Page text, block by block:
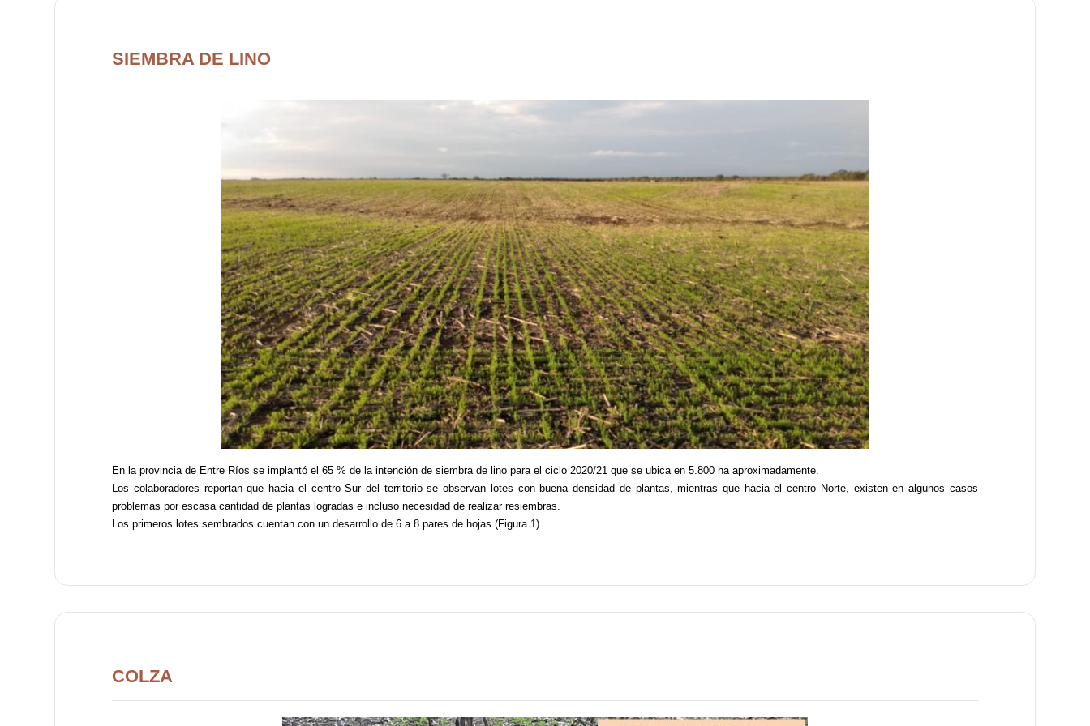
SIEMBRA DE LINO
En la provincia de Entre Ríos se implantó el 65 % de la intención de siembra de lino para el ciclo 2020/21 que se ubica en 5.800 ha aproximadamente.
Los colaboradores reportan que hacia el centro Sur del territorio se observan lotes con buena densidad de plantas, mientras que hacia el centro Norte, existen en algunos casos
problemas por escasa cantidad de plantas logradas e incluso necesidad de realizar resiembras.
Los primeros lotes sembrados cuentan con un desarrollo de 6 a 8 pares de hojas (Figura 1).
COLZA